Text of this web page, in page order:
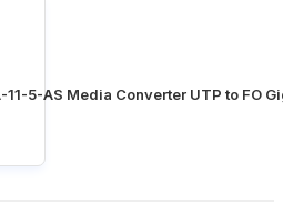
11-5-AS Media Converter UTP to FO